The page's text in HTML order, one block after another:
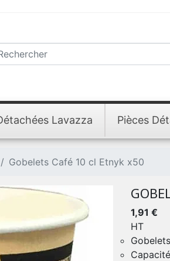
Lavazza Pièces
Gobelets Café 10 cl Etnyk x50
1,91 €
HT